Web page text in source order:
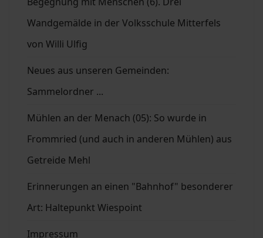
Wandgemälde in der Volksschule Mitterfels
von Willi Ulfig
Neues aus unseren Gemeinden:
Sammelordner ...
Mühlen an der Menach (05): So wurde in
Frommried (und auch in anderen Mühlen) aus
Getreide Mehl
Erinnerungen an einen "Bahnhof" besonderer
Art: Haltepunkt Wiespoint
Impressum